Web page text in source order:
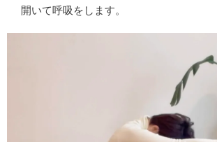
開いて呼吸をします。